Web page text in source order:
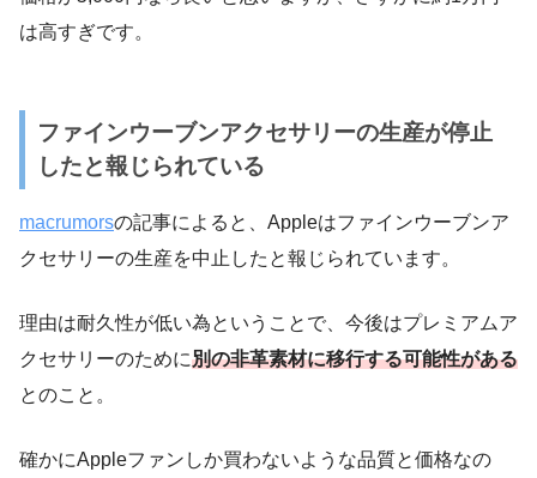
は高すぎです。
ファインウーブンアクセサリーの生産が停止
したと報じられている
macrumorsの記事によると、Appleはファインウーブンア
クセサリーの生産を中止したと報じられています。
理由は耐久性が低い為ということで、今後はプレミアムア
クセサリーのために別の非革素材に移行する可能性がある
とのこと。
確かにAppleファンしか買わないような品質と価格なの